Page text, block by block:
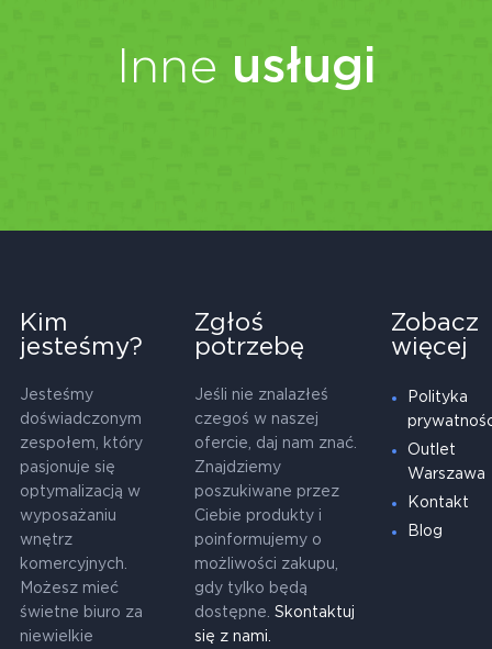
Inne usługi
Kim
jesteśmy?
Jesteśmy
doświadczonym
zespołem, który
pasjonuje się
optymalizacją w
wyposażaniu
wnętrz
komercyjnych.
Możesz mieć
świetne biuro za
niewielkie
Zgłoś
potrzebę
Jeśli nie znalazłeś
czegoś w naszej
ofercie, daj nam znać.
Znajdziemy
poszukiwane przez
Ciebie produkty i
poinformujemy o
możliwości zakupu,
gdy tylko będą
dostępne. Skontaktuj
się z nami.
Zobacz
więcej
Polityka
Outlet
Warszawa
Kontakt
Blog